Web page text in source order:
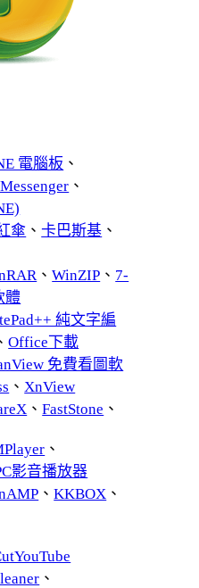
電腦板 、
、
傘 、卡巴斯基 、
、WinZIP 、 7-
體
純文字編
Office下載
免費看圖軟
、 XnView
、FastStone 、
、
影音播放器
、KKBOX 、
、